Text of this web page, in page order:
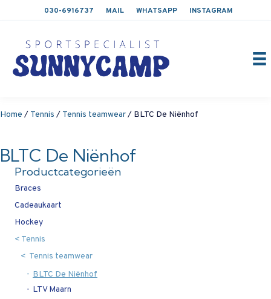
030-6916737 MAIL WHATSAPP INSTAGRAM
Home / Tennis / Tennis teamwear/ BLTC De Niënhof
BLTC De Niënhof
Productcategorieën
Braces
Cadeaukaart
Hockey
Tennis
Tennis teamwear
BLTC De Niënhof
LTV Maarn